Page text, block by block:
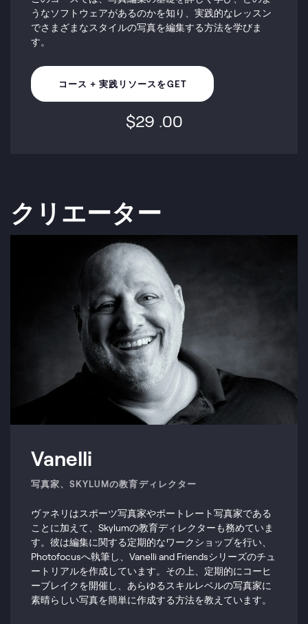
うなソフトウェアがあるのか​​を知り、実践的なレッスン
でさまざまなスタイルの写真を編集する方法を学びま
す。
コース + 実践リソースをGET
$29 .00
クリエーター
Vanelli
写真家、SKYLUMの教育ディレクター
ヴァネリはスポーツ写真家やポートレート写真家である
ことに加えて、Skylumの教育ディレクターも務めていま
す。彼は編集に関する定期的なワークショップを行い、
Photofocusへ執筆し、Vanelli and Friendsシリーズのチュ
ートリアルを作成しています。その上、定期的にコーヒ
ーブレイクを開催し、あらゆるスキルレベルの写真家に
素晴らしい写真を簡単に作成する方法を教えています。